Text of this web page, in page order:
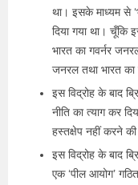
था। इसके माध्यम से
दिया गया था। चूँकि
भारत का गवर्नर
जनरल तथा भारत का
इस विद्रोह के बाद
नीति का त्याग कर
हस्तक्षेप नहीं करने
इस विद्रोह के बाद
एक ‘पील आयोग’